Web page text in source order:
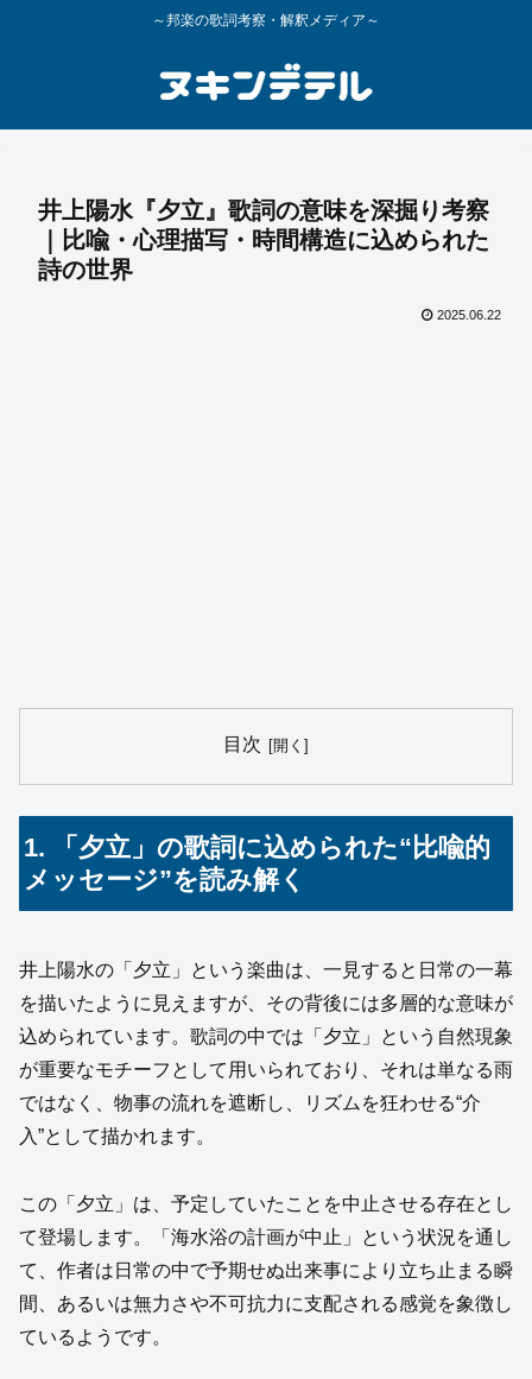
～邦楽の歌詞考察・解釈メディア～
井上陽水『夕立』歌詞の意味を深掘り考察
｜比喩・心理描写・時間構造に込められた
詩の世界
2025.06.22
目次
1. 「夕立」の歌詞に込められた“比喩的
メッセージ”を読み解く
井上陽水の「夕立」という楽曲は、一見すると日常の一幕
を描いたように見えますが、その背後には多層的な意味が
込められています。歌詞の中では「夕立」という自然現象
が重要なモチーフとして用いられており、それは単なる雨
ではなく、物事の流れを遮断し、リズムを狂わせる“介
入”として描かれます。
この「夕立」は、予定していたことを中止させる存在とし
て登場します。「海水浴の計画が中止」という状況を通し
て、作者は日常の中で予期せぬ出来事により立ち止まる瞬
間、あるいは無力さや不可抗力に支配される感覚を象徴し
ているようです。